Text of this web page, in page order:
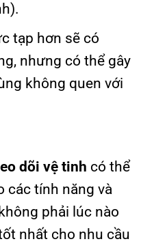
tạp hơn sẽ có
nhưng có thể gây
không quen với
dõi vệ tinh có thể
các tính năng và
phải lúc nào
nhất cho nhu cầu